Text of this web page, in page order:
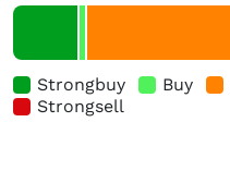
Strongbuy Buy
Strongsell